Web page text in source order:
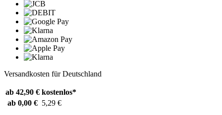
Versandkosten für Deutschland
ab 42,90 € kostenlos*
ab 0,00 € 5,29 €